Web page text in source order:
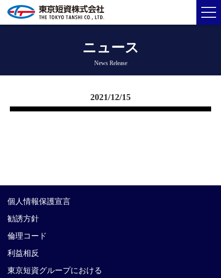
ニュース
News Release
2021/12/15
個人情報保護宣言
勧誘方針
倫理コード
利益相反
東京短資グループにおける